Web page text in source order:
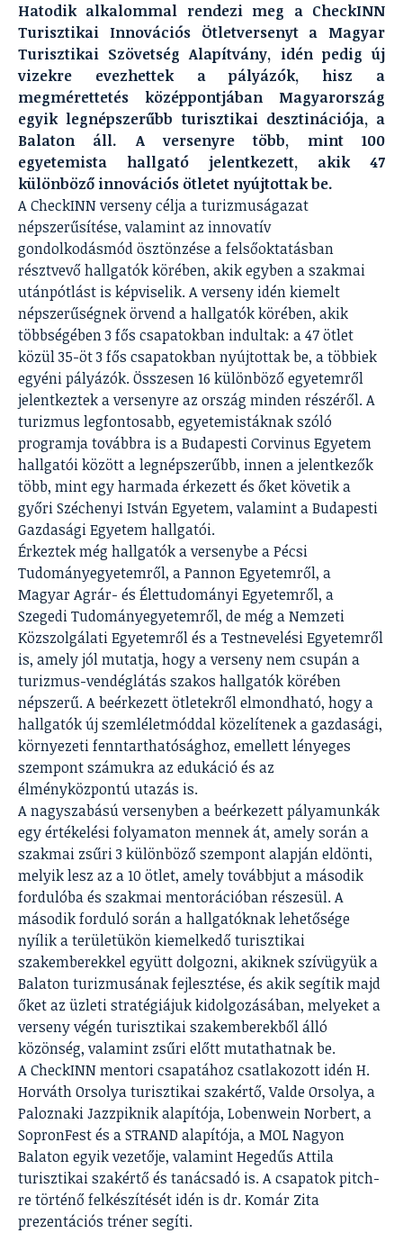
Hatodik alkalommal rendezi meg a CheckINN
Turisztikai Innovációs Ötletversenyt a Magyar
Turisztikai Szövetség Alapítvány, idén pedig új
vizekre evezhettek a pályázók, hisz a
megmérettetés középpontjában Magyarország
egyik legnépszerűbb turisztikai desztinációja, a
Balaton áll. A versenyre több, mint 100
egyetemista hallgató jelentkezett, akik 47
különböző innovációs ötletet nyújtottak be.
A CheckINN verseny célja a turizmuságazat
népszerűsítése, valamint az innovatív
gondolkodásmód ösztönzése a felsőoktatásban
résztvevő hallgatók körében, akik egyben a szakmai
utánpótlást is képviselik. A verseny idén kiemelt
népszerűségnek örvend a hallgatók körében, akik
többségében 3 fős csapatokban indultak: a 47 ötlet
közül 35-öt 3 fős csapatokban nyújtottak be, a többiek
egyéni pályázók. Összesen 16 különböző egyetemről
jelentkeztek a versenyre az ország minden részéről. A
turizmus legfontosabb, egyetemistáknak szóló
programja továbbra is a Budapesti Corvinus Egyetem
hallgatói között a legnépszerűbb, innen a jelentkezők
több, mint egy harmada érkezett és őket követik a
győri Széchenyi István Egyetem, valamint a Budapesti
Gazdasági Egyetem hallgatói.
Érkeztek még hallgatók a versenybe a Pécsi
Tudományegyetemről, a Pannon Egyetemről, a
Magyar Agrár- és Élettudományi Egyetemről, a
Szegedi Tudományegyetemről, de még a Nemzeti
Közszolgálati Egyetemről és a Testnevelési Egyetemről
is, amely jól mutatja, hogy a verseny nem csupán a
turizmus-vendéglátás szakos hallgatók körében
népszerű. A beérkezett ötletekről elmondható, hogy a
hallgatók új szemléletmóddal közelítenek a gazdasági,
környezeti fenntarthatósághoz, emellett lényeges
szempont számukra az edukáció és az
élményközpontú utazás is.
A nagyszabású versenyben a beérkezett pályamunkák
egy értékelési folyamaton mennek át, amely során a
szakmai zsűri 3 különböző szempont alapján eldönti,
melyik lesz az a 10 ötlet, amely továbbjut a második
fordulóba és szakmai mentorációban részesül. A
második forduló során a hallgatóknak lehetősége
nyílik a területükön kiemelkedő turisztikai
szakemberekkel együtt dolgozni, akiknek szívügyük a
Balaton turizmusának fejlesztése, és akik segítik majd
őket az üzleti stratégiájuk kidolgozásában, melyeket a
verseny végén turisztikai szakemberekből álló
közönség, valamint zsűri előtt mutathatnak be.
A CheckINN mentori csapatához csatlakozott idén H.
Horváth Orsolya turisztikai szakértő, Valde Orsolya, a
Paloznaki Jazzpiknik alapítója, Lobenwein Norbert, a
SopronFest és a STRAND alapítója, a MOL Nagyon
Balaton egyik vezetője, valamint Hegedűs Attila
turisztikai szakértő és tanácsadó is. A csapatok pitch-
re történő felkészítését idén is dr. Komár Zita
prezentációs tréner segíti.